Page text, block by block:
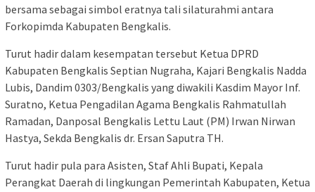
bersama sebagai simbol eratnya tali silaturahmi antara
Forkopimda Kabupaten Bengkalis.
Turut hadir dalam kesempatan tersebut Ketua DPRD
Kabupaten Bengkalis Septian Nugraha, Kajari Bengkalis Nadda
Lubis, Dandim 0303/Bengkalis yang diwakili Kasdim Mayor Inf.
Suratno, Ketua Pengadilan Agama Bengkalis Rahmatullah
Ramadan, Danposal Bengkalis Lettu Laut (PM) Irwan Nirwan
Hastya, Sekda Bengkalis dr. Ersan Saputra TH.
Turut hadir pula para Asisten, Staf Ahli Bupati, Kepala
Perangkat Daerah di lingkungan Pemerintah Kabupaten, Ketua